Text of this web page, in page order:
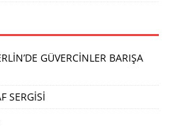
GÜVERCİNLER BARIŞA
SERGİSİ